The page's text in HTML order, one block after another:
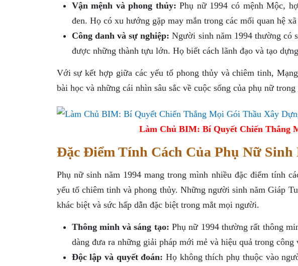
Vận mệnh và phong thủy: Phụ nữ 1994 có mệnh Mộc,
đen. Họ có xu hướng gặp may mắn trong các mối quan hệ
Công danh và sự nghiệp: Người sinh năm 1994 thường có
được những thành tựu lớn. Họ biết cách lãnh đạo và tạo
Với sự kết hợp giữa các yếu tố phong thủy và chiêm tinh,
bài học và những cái nhìn sâu sắc về cuộc sống của phụ nữ trong
Làm Chủ BIM: Bí Quyết Chiến Thắng
Đặc Điểm Tính Cách Của Phụ Nữ Sinh
Phụ nữ sinh năm 1994 mang trong mình nhiều đặc điểm tính
yếu tố chiêm tinh và phong thủy. Những người sinh năm Giáp
khác biệt và sức hấp dẫn đặc biệt trong mắt mọi người.
Thông minh và sáng tạo: Phụ nữ 1994 thường rất thông
dàng đưa ra những giải pháp mới mẻ và hiệu quả trong
Độc lập và quyết đoán: Họ không thích phụ thuộc vào